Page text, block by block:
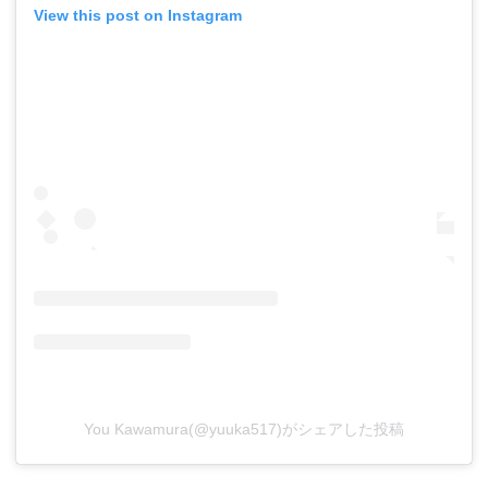
View this post on Instagram
You Kawamura(@yuuka517)がシェアした投稿